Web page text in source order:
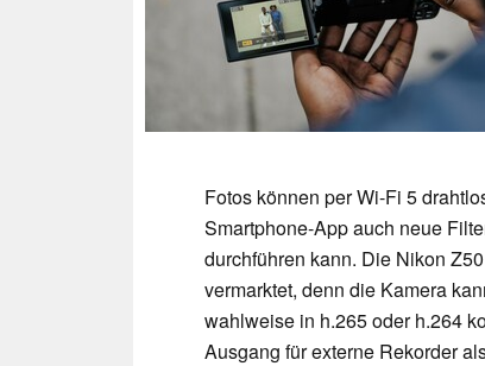
Fotos können per Wi-Fi 5
Smartphone-App auch neue
durchführen kann. Die Nikon
vermarktet, denn die Kamera
wahlweise in h.265 oder h.264
Ausgang für externe Rekorder